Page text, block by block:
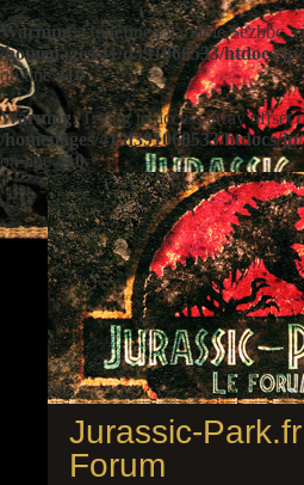
Warning: Undefined variable
/homepages/41/d391060533/htdocs/
on line410
Warning: Trying to access array offset
/homepages/41/d391060533/htdocs/
on line410
Jurassic-
Forum